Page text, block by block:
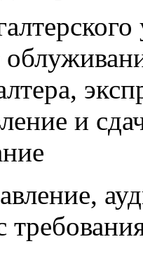
и
с